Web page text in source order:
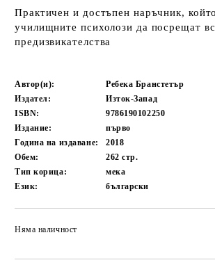
Практичен и достъпен наръчник,
училищните психолози да посрещат
предизвикателства
Автор(и):
Ребека Бранстетър
Издател:
Изток-Запад
ISBN:
9786190102250
Издание:
първо
Година на издаване:
2018
Обем:
262стр.
Тип корица:
мека
Език:
български
Няма наличност